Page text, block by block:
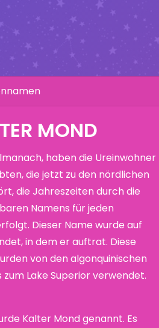
MOND
haben die Ureinwohner
die jetzt zu den nördlichen
die Jahreszeiten durch die
Namens für jeden
Dieser Name wurde auf
in dem er auftrat. Diese
von den algonquinischen
Lake Superior verwendet.
Kalter Mond genannt. Es